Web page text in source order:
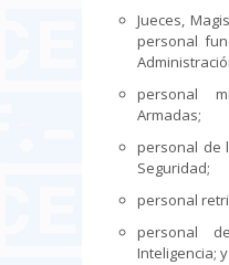
Jueces,
personal
personal
Armadas;
personal de
Seguridad;
personal
personal
Inteligencia; y